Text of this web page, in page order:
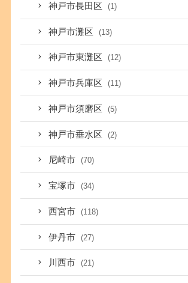
神戸市長田区 (1)
神戸市灘区 (13)
神戸市東灘区 (12)
神戸市兵庫区 (11)
神戸市須磨区 (5)
神戸市垂水区 (2)
尼崎市 (70)
宝塚市 (34)
西宮市 (118)
伊丹市 (27)
川西市 (21)